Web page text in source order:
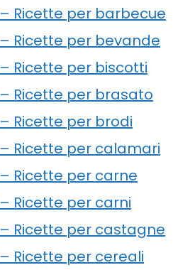
Ricette per barbecue
Ricette per bevande
Ricette per biscotti
Ricette per brasato
Ricette per brodi
Ricette per calamari
Ricette per carne
Ricette per carni
Ricette per castagne
Ricette per cereali